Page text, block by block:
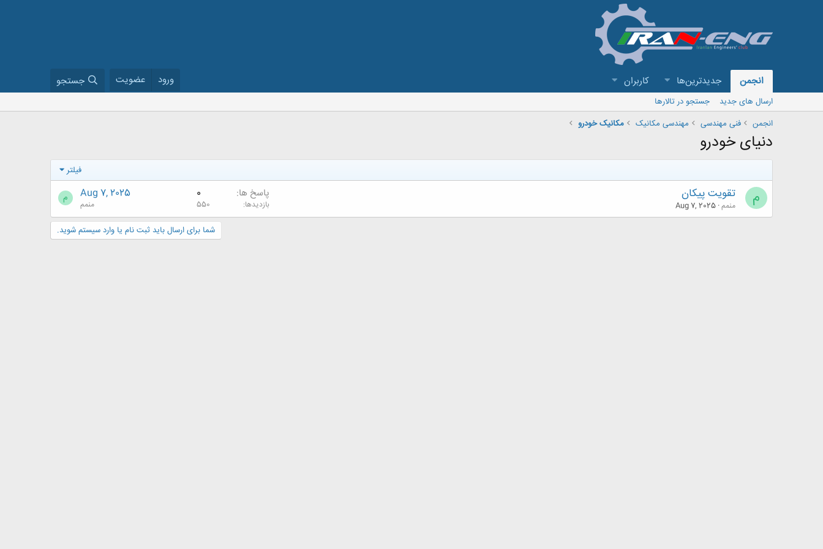
انجمن جدیدترین‌ها کاربران ورود عضویت جستجو
ارسال های جدید
جستجو در تالارها
انجمن
فنی مهندسی مهندسی مکانیک مکانیک خودرو
دنیای خودرو
فیلتر
م تقویت پیکان
منمم Aug 7, 2025
پاسخ ها 0
بازدیدها 550
Aug 7, 2025
منمم م
شما برای ارسال باید ثبت نام یا وارد سیستم شوید.